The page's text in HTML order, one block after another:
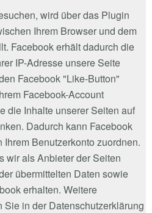
wird über das Plugin
Ihrem Browser und dem
Facebook erhält dadurch die
IP-Adresse unsere Seite
Facebook "Like-Button"
Facebook-Account
die Inhalte unserer Seiten auf
Dadurch kann Facebook
Benutzerkonto zuordnen.
wir als Anbieter der Seiten
übermittelten Daten sowie
erhalten. Weitere
Sie in der Datenschutzerklärung